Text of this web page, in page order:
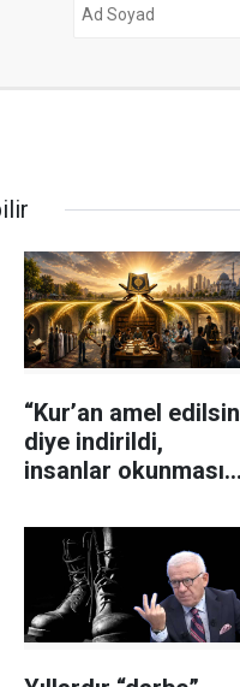
“Kur’an amel edilsin
diye indirildi,
insanlar okunmasını
koydular”